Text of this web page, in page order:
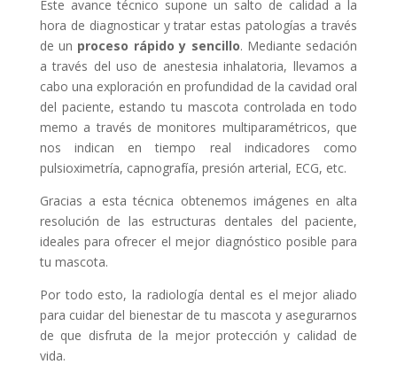
Este avance técnico supone un salto de calidad a la
hora de diagnosticar y tratar estas patologías a través
de un proceso rápido y sencillo. Mediante sedación
a través del uso de anestesia inhalatoria, llevamos a
cabo una exploración en profundidad de la cavidad oral
del paciente, estando tu mascota controlada en todo
memo a través de monitores multiparamétricos, que
nos indican en tiempo real indicadores como
pulsioximetría, capnografía, presión arterial, ECG, etc.
Gracias a esta técnica obtenemos imágenes en alta
resolución de las estructuras dentales del paciente,
ideales para ofrecer el mejor diagnóstico posible para
tu mascota.
Por todo esto, la radiología dental es el mejor aliado
para cuidar del bienestar de tu mascota y asegurarnos
de que disfruta de la mejor protección y calidad de
vida.